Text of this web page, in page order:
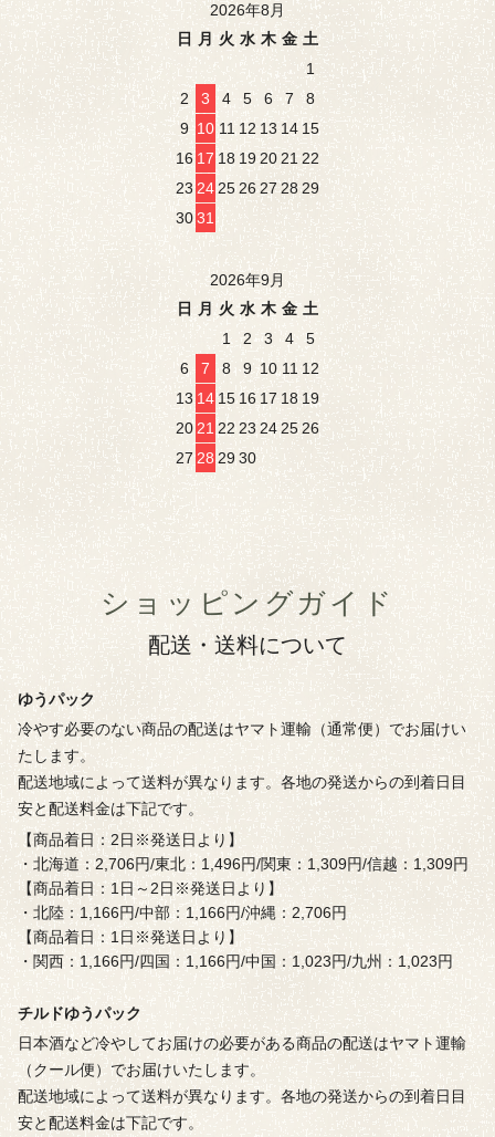
2026年8月
日 月 火 水 木 金 土
1
2
3 4 5 6 7
8
9 10 11 12 13 14 15
16 17 18 19 20 21 22
23 24 2526 27 2829
3031
2026年9月
日
月 火 水 木 金 土
1
2 3 4
5
6
7 8 9 10 11 12
13 14 15 16 17 18 19
20 21 22 23 242526
27 28 2930
ショッピングガイド
配送・送料について
ゆうパック
冷やす必要のない商品の配送はヤマト運輸（通常便）でお届けい
たします。
配送地域によって送料が異なります。各地の発送からの到着日目
安と配送料金は下記です。
【商品着日：2日※発送日より】
・北海道：2,706円/東北：1,496円/関東：1,309円/信越：1,309円
【商品着日：1日～2日※発送日より】
・北陸：1,166円/中部：1,166円/沖縄：2,706円
【商品着日：1日※発送日より】
・関西：1,166円/四国：1,166円/中国：1,023円/九州：1,023円
チルドゆうパック
日本酒など冷やしてお届けの必要がある商品の配送はヤマト運輸
（クール便）でお届けいたします。
配送地域によって送料が異なります。各地の発送からの到着日目
安と配送料金は下記です。